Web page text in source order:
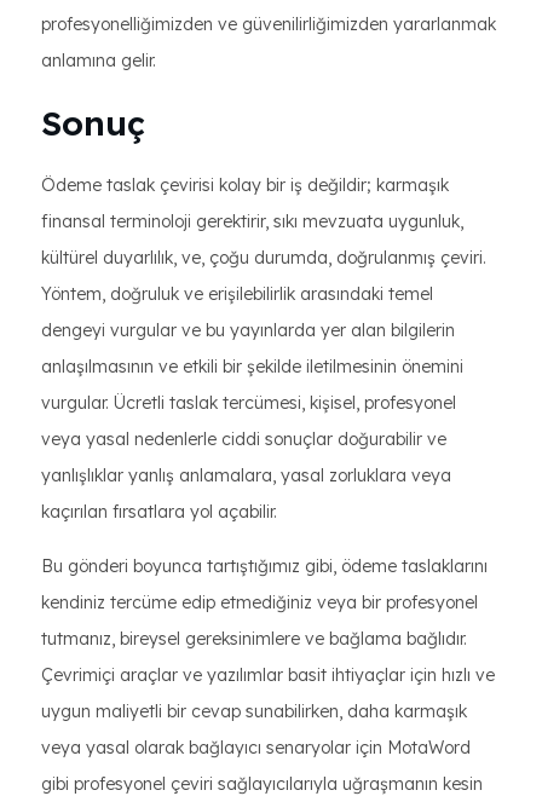
profesyonelliğimizden ve güvenilirliğimizden yararlanmak
anlamına gelir.
Sonuç
Ödeme taslak çevirisi kolay bir iş değildir; karmaşık
finansal terminoloji gerektirir, sıkı mevzuata uygunluk,
kültürel duyarlılık, ve, çoğu durumda, doğrulanmış çeviri.
Yöntem, doğruluk ve erişilebilirlik arasındaki temel
dengeyi vurgular ve bu yayınlarda yer alan bilgilerin
anlaşılmasının ve etkili bir şekilde iletilmesinin önemini
vurgular. Ücretli taslak tercümesi, kişisel, profesyonel
veya yasal nedenlerle ciddi sonuçlar doğurabilir ve
yanlışlıklar yanlış anlamalara, yasal zorluklara veya
kaçırılan fırsatlara yol açabilir.
Bu gönderi boyunca tartıştığımız gibi, ödeme taslaklarını
kendiniz tercüme edip etmediğiniz veya bir profesyonel
tutmanız, bireysel gereksinimlere ve bağlama bağlıdır.
Çevrimiçi araçlar ve yazılımlar basit ihtiyaçlar için hızlı ve
uygun maliyetli bir cevap sunabilirken, daha karmaşık
veya yasal olarak bağlayıcı senaryolar için MotaWord
gibi profesyonel çeviri sağlayıcılarıyla uğraşmanın kesin